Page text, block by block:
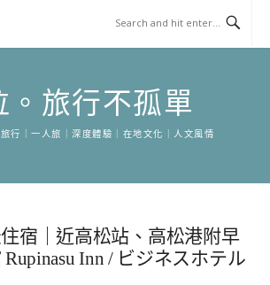
。旅行不孤單
行｜一人旅｜深度體驗｜在地文化｜人文風情
宿｜近高松站、高松港附早
Inn / ビジネスホテル